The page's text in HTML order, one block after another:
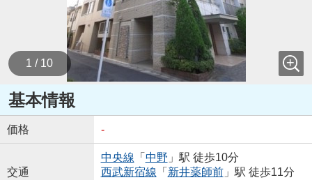
1 / 10
基本情報
価格 -
交通
中央線 「 中野 」駅 徒歩10分
西武新宿線 「 新井薬師前」駅 徒歩11分